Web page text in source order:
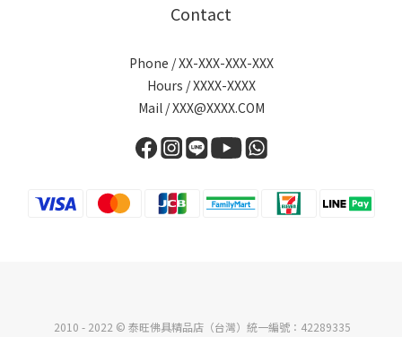
Contact
Phone / XX-XXX-XXX-XXX
Hours / XXXX-XXXX
Mail / XXX@XXXX.COM
2010 - 2022 © 泰旺佛具精品店（台灣）統一編號：42289335